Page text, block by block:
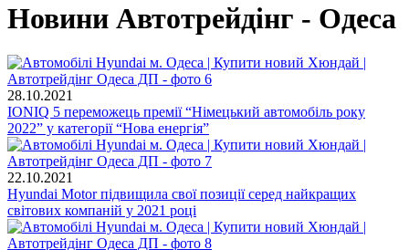
Новини Автотрейдінг - Одеса
28.10.2021
IONIQ 5 переможець премії “Німецький автомобіль року
2022” у категорії “Нова енергія”
22.10.2021
Hyundai Motor підвищила свої позиції серед найкращих
світових компаній у 2021 році